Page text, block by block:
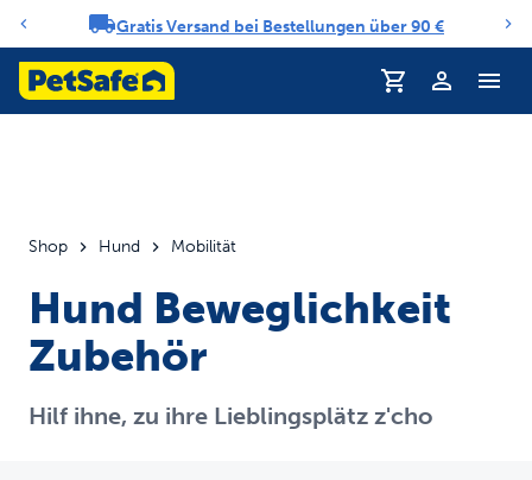
Benachrichtigungs-Karussell
Gratis Versand bei Bestellungen über 90 €
Profil
Shop Hund Mobilität
Hund Beweglichkeit
Zubehör
Hilf ihne, zu ihre Lieblingsplätz z'cho